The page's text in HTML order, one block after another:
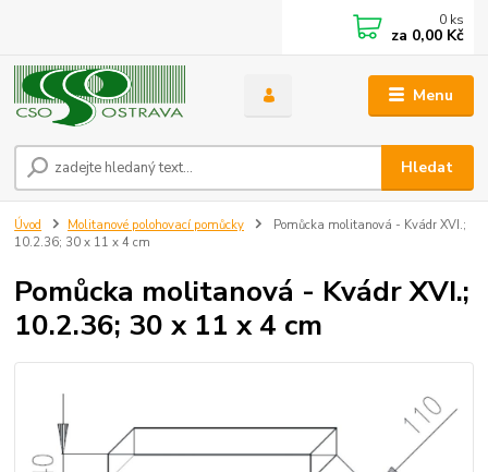
Menu
Hledat
0 ks
za 0,00 Kč
Úvod Molitanové polohovací pomůcky
Pomůcka molitanová - Kvádr XVI.;
10.2.36; 30 x 11 x 4 cm
Pomůcka molitanová - Kvádr XVI.;
10.2.36; 30 x 11 x 4 cm